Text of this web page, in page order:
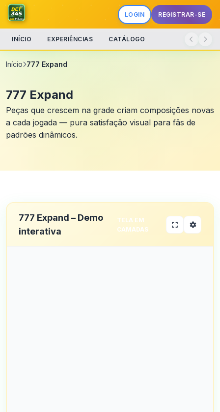
LOGIN REGISTRAR-SE
INÍCIO EXPERIÊNCIAS CATÁLOGO
Início 777 Expand
777 Expand
Peças que crescem na grade criam composições novas
a cada jogada — pura satisfação visual para fãs de
padrões dinâmicos.
777 Expand – Demo
interativa
TELA EM
CAMADAS